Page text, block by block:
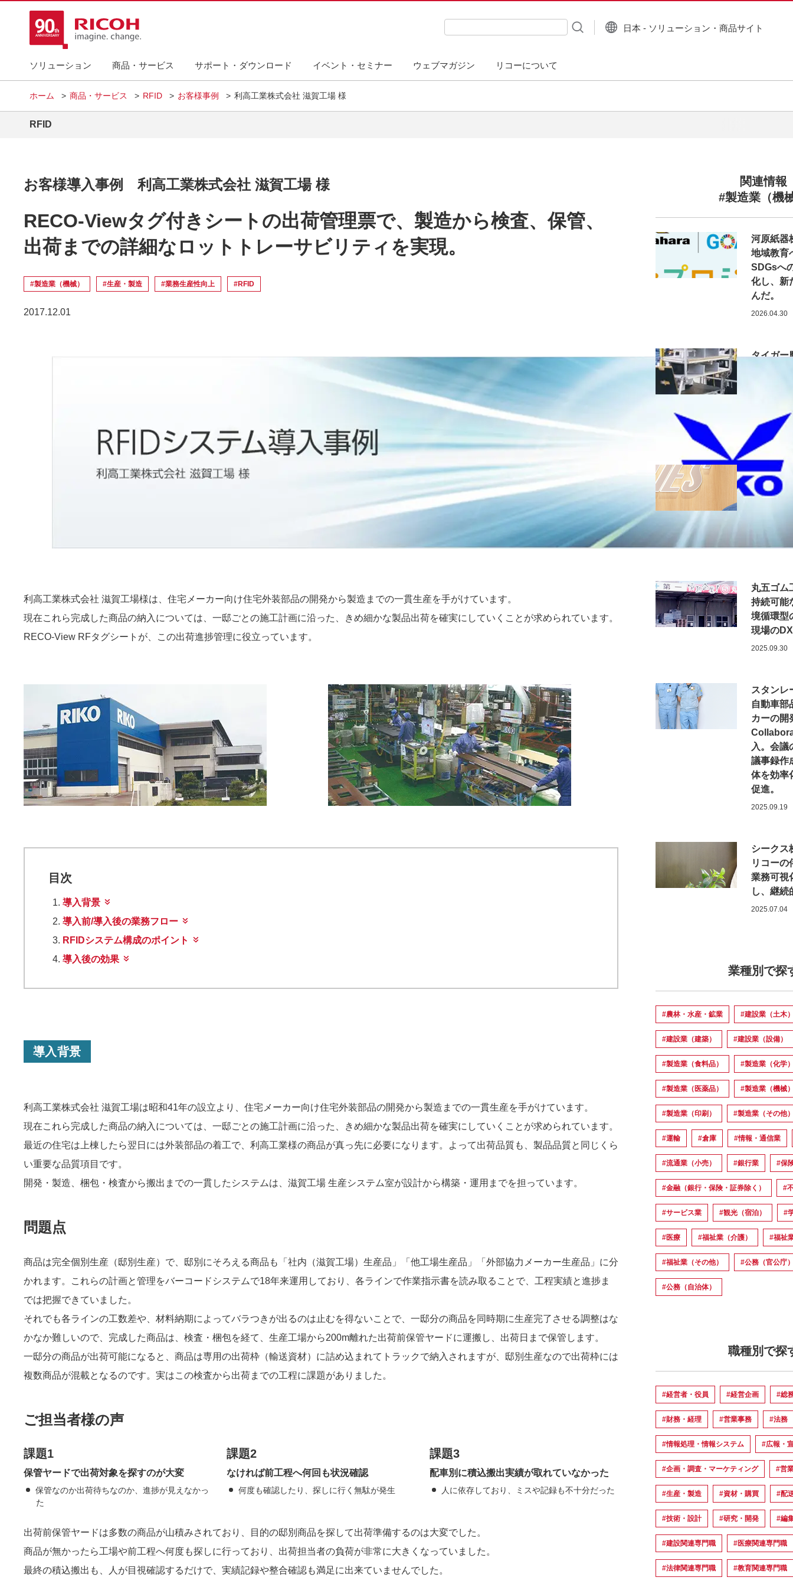
ソリューション 商品・サービス サポート・ダウンロード イベント・セミナー ウェブマガジン リコーについて
検索キーワード入力
日本 - ソリューション・商品サイト
ホーム 商品・サービス RFID お客様事例 利高工業株式会社 滋賀工場 様
RFID
お客様導入事例 利高工業株式会社 滋賀工場 様
RECO-Viewタグ付きシートの出荷管理票で、製造から検査、保管、
出荷までの詳細なロットトレーサビリティを実現。
#製造業（機械） #生産・製造 #業務生産性向上 #RFID
2017.12.01
利高工業株式会社 滋賀工場様は、住宅メーカー向け住宅外装部品の開発から製造までの一貫生産を手がけています。
現在これら完成した商品の納入については、一邸ごとの施工計画に沿った、きめ細かな製品出荷を確実にしていくことが求められています。
RECO-View RFタグシートが、この出荷進捗管理に役立っています。
目次
導入背景
導入前/導入後の業務フロー
RFIDシステム構成のポイント
導入後の効果
導入背景
利高工業株式会社 滋賀工場は昭和41年の設立より、住宅メーカー向け住宅外装部品の開発から製造までの一貫生産を手がけています。
現在これら完成した商品の納入については、一邸ごとの施工計画に沿った、きめ細かな製品出荷を確実にしていくことが求められています。
最近の住宅は上棟したら翌日には外装部品の着工で、利高工業様の商品が真っ先に必要になります。よって出荷品質も、製品品質と同じくら
い重要な品質項目です。
開発・製造、梱包・検査から搬出までの一貫したシステムは、滋賀工場 生産システム室が設計から構築・運用までを担っています。
問題点
商品は完全個別生産（邸別生産）で、邸別にそろえる商品も「社内（滋賀工場）生産品」「他工場生産品」「外部協力メーカー生産品」に分
かれます。これらの計画と管理をバーコードシステムで18年来運用しており、各ラインで作業指示書を読み取ることで、工程実績と進捗ま
では把握できていました。
それでも各ラインの工数差や、材料納期によってバラつきが出るのは止むを得ないことで、一邸分の商品を同時期に生産完了させる調整はな
かなか難しいので、完成した商品は、検査・梱包を経て、生産工場から200m離れた出荷前保管ヤードに運搬し、出荷日まで保管します。
一邸分の商品が出荷可能になると、商品は専用の出荷枠（輸送資材）に詰め込まれてトラックで納入されますが、邸別生産なので出荷枠には
複数商品が混載となるのです。実はこの検査から出荷までの工程に課題がありました。
ご担当者様の声
課題1
保管ヤードで出荷対象を探すのが大変
保管なのか出荷待ちなのか、進捗が見えなかっ
た
課題2
なければ前工程へ何回も状況確認
何度も確認したり、探しに行く無駄が発生
課題3
配車別に積込搬出実績が取れていなかった
人に依存しており、ミスや記録も不十分だった
出荷前保管ヤードは多数の商品が山積みされており、目的の邸別商品を探して出荷準備するのは大変でした。
商品が無かったら工場や前工程へ何度も探しに行っており、出荷担当者の負荷が非常に大きくなっていました。
最終の積込搬出も、人が目視確認するだけで、実績記録や整合確認も満足に出来ていませんでした。
関連情報
#製造業（機
河原紙器
地域教育
SDGsへ
化し、新
んだ。
2026.04.30
タイガー
産性の
2026.03.11
株式会社
本社移転
ティ体制
2026.02.06
丸五ゴム
持続可能
境循環型
現場の
2025.09.30
スタンレ
自動車部
カーの開
入。会議
議事録作
体を効率
促進。
2025.09.19
シークス
リコーの
業務可視
し、継続
2025.07.04
業種別で探
#農林・水産・鉱業 #建設業（土木
#建設業（建築） #建設業（設備）
#製造業（食料品） #製造業（化学
#製造業（医薬品） #製造業（機械
#製造業（印刷） #製造業（その他
#運輸 #倉庫 #情報・通信業
#流通業（小売） #銀行業 #保
#金融（銀行・保険・証券除く） #
#サービス業 #観光（宿泊） #
#医療 #福祉業（介護） #福祉
#福祉業（その他） #公務（官公庁
#公務（自治体）
職種別で探
#経営者・役員 #経営企画 #総
#財務・経理 #営業事務 #法務
#情報処理・情報システム #広報・
#企画・調査・マーケティング #営
#生産・製造 #資材・購買 #配
#技術・設計 #研究・開発 #編
#建設関連専門職 #医療関連専門職
#法律関連専門職 #教育関連専門職